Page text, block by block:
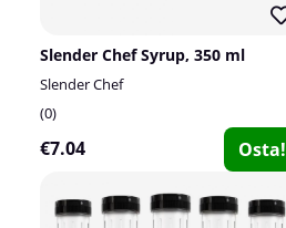
Slender Chef Syrup, 350 ml
Slender Chef
0
€7.04 Osta!